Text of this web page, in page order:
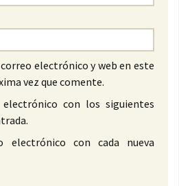
electrónico y web en este
vez que comente.
con los siguientes
electrónico con cada nueva